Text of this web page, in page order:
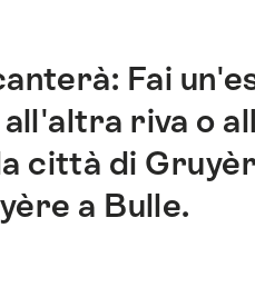
Fai
riva o
città di
a Bulle.